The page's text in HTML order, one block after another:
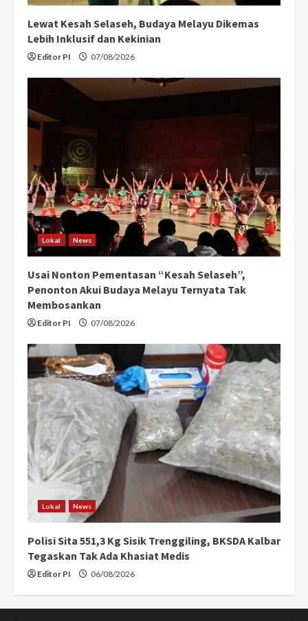
Lewat Kesah Selaseh, Budaya Melayu Dikemas
Lebih Inklusif dan Kekinian
Editor PI 07/08/2026
Lokal News
Usai Nonton Pementasan “Kesah Selaseh”,
Penonton Akui Budaya Melayu Ternyata Tak
Membosankan
Editor PI 07/08/2026
Lokal News
Polisi Sita 551,3 Kg Sisik Trenggiling, BKSDA Kalbar
Tegaskan Tak Ada Khasiat Medis
Editor PI 06/08/2026